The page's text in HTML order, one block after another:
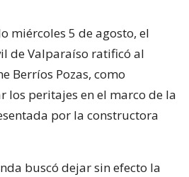
miércoles 5 de agosto, el
de Valparaíso ratificó al
Berríos Pozas, como
los peritajes en el marco de la
por la constructora
buscó dejar sin efecto la